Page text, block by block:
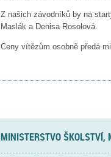
Z našich závodníků by na
Maslák a Denisa Rosolová.
Ceny vítězům osobně předá
MINISTERSTVO ŠKOLSTVÍ,